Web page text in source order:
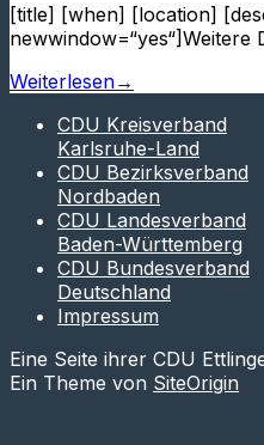
[title] [when] [location]
newwindow=“yes“]Weitere
Weiterlesen→
CDU Kreisverband
Karlsruhe-Land
CDU Bezirksverband
Nordbaden
CDU Landesverband
Baden-Württemberg
CDU Bundesverband
Deutschland
Impressum
Eine Seite ihrer CDU
Ein Theme von SiteOrigin